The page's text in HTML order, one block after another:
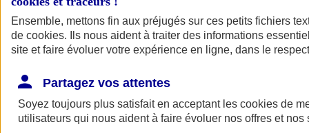
Ensemble, mettons fin aux préjugés sur ces petits fichiers
de cookies. Ils nous aident à traiter des informations
site et faire évoluer votre expérience en ligne, dans le
Partagez vos attentes
Soyez toujours plus satisfait en acceptant les cookies de
utilisateurs qui nous aident à faire évoluer nos offres et nos